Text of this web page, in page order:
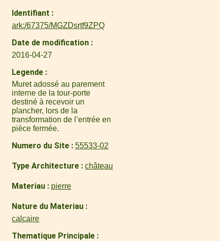
Identifiant
ark:/67375/MGZDsrtf9ZPQ
Date de modification
2016-04-27
Legende
Muret adossé au parement
interne de la tour-porte
destiné à recevoir un
plancher, lors de la
transformation de l’entrée en
pièce fermée.
Numero du Site 55533-02
Type Architecture château
Materiau pierre
Nature du Materiau
calcaire
Thematique Principale